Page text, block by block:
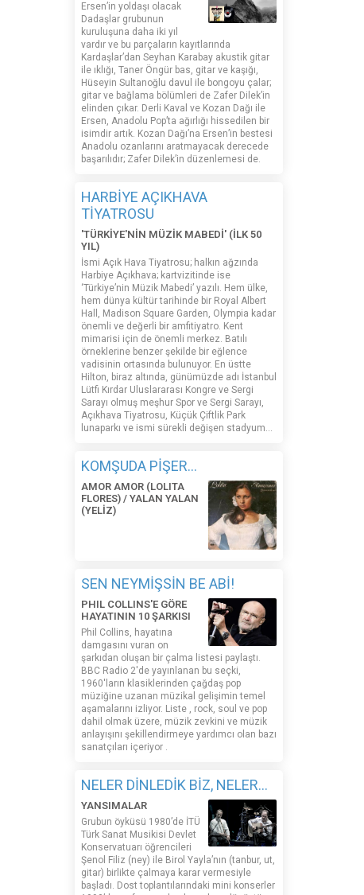
Ersen’in yoldaşı olacak
Dadaşlar grubunun
kuruluşuna daha iki yıl
vardır ve bu parçaların kayıtlarında
Kardaşlar’dan Seyhan Karabay akustik gitar
ile ıklığı, Taner Öngür bas, gitar ve kaşığı,
Hüseyin Sultanoğlu davul ile bongoyu çalar;
gitar ve bağlama bölümleri de Zafer Dilek’in
elinden çıkar. Derli Kaval ve Kozan Dağı ile
Ersen, Anadolu Pop’ta ağırlığı hissedilen bir
isimdir artık. Kozan Dağı’na Ersen’in bestesi
Anadolu ozanlarını aratmayacak derecede
başarılıdır; Zafer Dilek’in düzenlemesi de.
HARBİYE AÇIKHAVA
TİYATROSU
'TÜRKİYE'NİN MÜZİK MABEDİ' (İLK 50
YIL)
İsmi Açık Hava Tiyatrosu; halkın ağzında
Harbiye Açıkhava; kartvizitinde ise
‘Türkiye’nin Müzik Mabedi’ yazılı. Hem ülke,
hem dünya kültür tarihinde bir Royal Albert
Hall, Madison Square Garden, Olympia kadar
önemli ve değerli bir amfitiyatro. Kent
mimarisi için de önemli merkez. Batılı
örneklerine benzer şekilde bir eğlence
vadisinin ortasında bulunuyor. En üstte
Hilton, biraz altında, günümüzde adı İstanbul
Lütfi Kırdar Uluslararası Kongre ve Sergi
Sarayı olmuş meşhur Spor ve Sergi Sarayı,
Açıkhava Tiyatrosu, Küçük Çiftlik Park
lunaparkı ve ismi sürekli değişen stadyum…
KOMŞUDA PİŞER...
AMOR AMOR (LOLITA
FLORES) / YALAN YALAN
(YELİZ)
SEN NEYMİŞSİN BE ABİ!
PHIL COLLINS'E GÖRE
HAYATININ 10 ŞARKISI
Phil Collins, hayatına
damgasını vuran on
şarkıdan oluşan bir çalma listesi paylaştı.
BBC Radio 2'de yayınlanan bu seçki,
1960'ların klasiklerinden çağdaş pop
müziğine uzanan müzikal gelişimin temel
aşamalarını izliyor. Liste , rock, soul ve pop
dahil olmak üzere, müzik zevkini ve müzik
anlayışını şekillendirmeye yardımcı olan bazı
sanatçıları içeriyor .
NELER DİNLEDİK BİZ, NELER...
YANSIMALAR
Grubun öyküsü 1980’de İTÜ
Türk Sanat Musikisi Devlet
Konservatuarı öğrencileri
Şenol Filiz (ney) ile Birol Yayla’nın (tanbur, ut,
gitar) birlikte çalmaya karar vermesiyle
başladı. Dost toplantılarındaki mini konserler